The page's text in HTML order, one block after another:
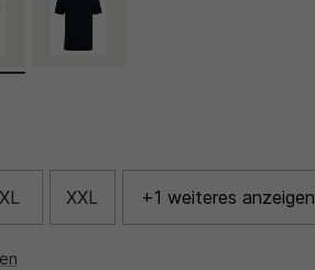
XL XXL +1 weiteres anzeigen